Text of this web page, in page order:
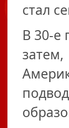
стал
В 30-е